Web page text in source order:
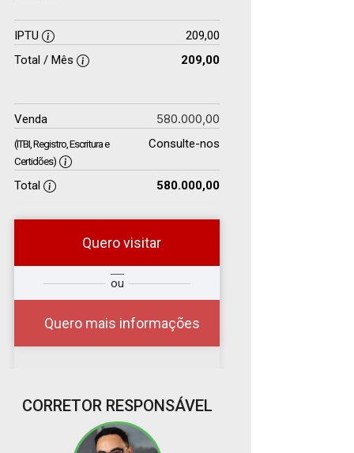
IPTU
209,00
Total / Mês
209,00
Venda 580.000,00
(ITBI, Registro, Escritura e
Certidões)
Consulte-nos
Total 580.000,00
Quero visitar
ou
Quero mais informações
Qual o melhor dia e
horário para você?
07
Aug/Fri
08:00
CORRETOR RESPONSÁVEL